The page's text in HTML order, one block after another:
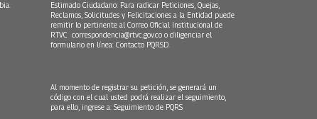
Estimado Ciudadano: Para radicar Peticiones, Quejas,
Reclamos, Solicitudes y Felicitaciones a la Entidad puede
remitir lo pertinente al Correo Oficial Institucional de
RTVC correspondencia@rtvc.gov.co o diligenciar el
formulario en línea: Contacto PQRSD.
Al momento de registrar su petición, se generará un
código con el cual usted podrá realizar el seguimiento,
para ello, ingrese a: Seguimiento de PQRS